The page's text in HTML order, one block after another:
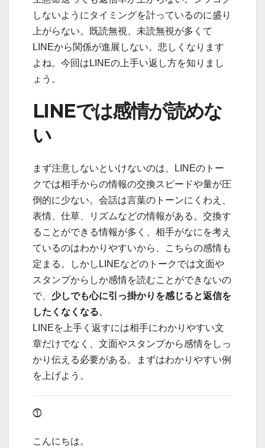
しないようにタイミングを計っているのに盛り
上がらない。既読無視、未読無視が多くて
LINEから関係が進展しない。悲しくなります
よね。今回はLINEの上手い返し方を知りまし
ょう。
LINEでは感情が読めな
い
まず注意しないといけないのは、LINEのトー
クでは相手からの情報の交換スピードや量が圧
倒的に少ない。会話は言葉のトーンにくわえ、
表情、仕草、リズムなどの情報がある。交換す
ることができる情報が多く、相手がなにを考え
ているのはわかりやすいから、こちらの感情も
定まる。しかしLINEなどのトークでは文面や
スタンプからしか感情を読むことができないの
で、 少しでも心に引っ掛かりを感じると返信を
したくなくなる。
LINEを上手く返すには相手にわかりやすい文
章だけでなく、文面やスタンプから感情をしっ
かり伝える必要がある。まずはわかりやすい例
を上げよう。
⓵
こんにちは。